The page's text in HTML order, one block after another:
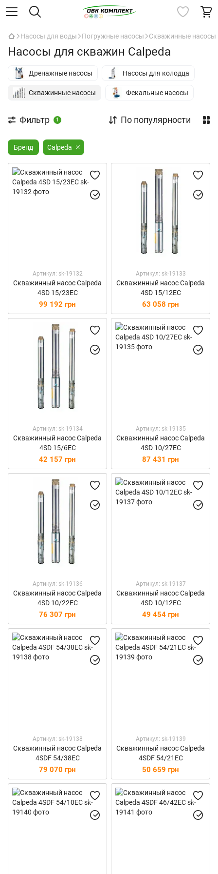
Насосы для воды Погружные насосы Скважинные насосы
Насосы для скважин Calpeda
Дренажные насосы Насосы для колодца
Скважинные насосы Фекальные насосы
Фильтр 1 По популярности
Бренд Calpeda
Артикул: sk-19132
Скважинный насос Calpeda
4SD 15/23EC
99 192 грн
Артикул: sk-19133
Скважинный насос Calpeda
4SD 15/12EC
63 058 грн
Артикул: sk-19134
Скважинный насос Calpeda
4SD 15/6EC
42 157 грн
Артикул: sk-19135
Скважинный насос Calpeda
4SD 10/27EC
87 431 грн
Артикул: sk-19136
Скважинный насос Calpeda
4SD 10/22EC
76 307 грн
Артикул: sk-19137
Скважинный насос Calpeda
4SD 10/12EC
49 454 грн
Артикул: sk-19138
Скважинный насос Calpeda
4SDF 54/38EC
79 070 грн
Артикул: sk-19139
Скважинный насос Calpeda
4SDF 54/21EC
50 659 грн